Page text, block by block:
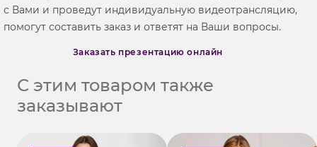
с Вами и проведут индивидуальную видеотрансляцию,
помогут составить заказ и ответят на Ваши вопросы.
Заказать презентацию онлайн
С этим товаром также
заказывают